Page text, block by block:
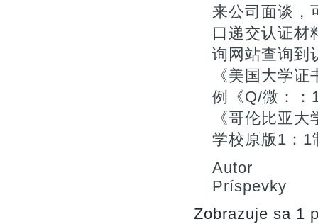
来公司面谈，
口递交认证材
询网站查询到
《美国大学
例《Q/微：：
《哥伦比亚
学校原版1：1
Autor
Príspevky
Zobrazuje sa 1